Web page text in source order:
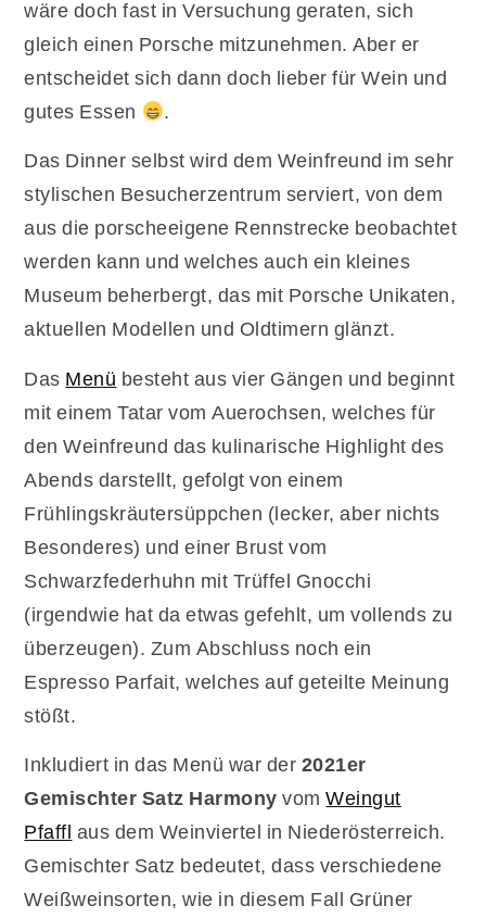
wäre doch fast in Versuchung geraten, sich
gleich einen Porsche mitzunehmen. Aber er
entscheidet sich dann doch lieber für Wein und
gutes Essen
.
Das Dinner selbst wird dem Weinfreund im sehr
stylischen Besucherzentrum serviert, von dem
aus die porscheeigene Rennstrecke beobachtet
werden kann und welches auch ein kleines
Museum beherbergt, das mit Porsche Unikaten,
aktuellen Modellen und Oldtimern glänzt.
Das Menü besteht aus vier Gängen und beginnt
mit einem Tatar vom Auerochsen, welches für
den Weinfreund das kulinarische Highlight des
Abends darstellt, gefolgt von einem
Frühlingskräutersüppchen (lecker, aber nichts
Besonderes) und einer Brust vom
Schwarzfederhuhn mit Trüffel Gnocchi
(irgendwie hat da etwas gefehlt, um vollends zu
überzeugen). Zum Abschluss noch ein
Espresso Parfait, welches auf geteilte Meinung
stößt.
Inkludiert in das Menü war der 2021er
Gemischter Satz Harmony vomWeingut
Pfaffl aus dem Weinviertel in Niederösterreich.
Gemischter Satz bedeutet, dass verschiedene
Weißweinsorten, wie in diesem Fall Grüner